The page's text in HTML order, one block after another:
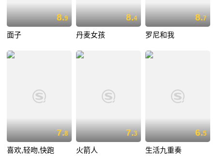
8.9
面子
8.4
丹麦女孩
8.7
罗尼和我
7.8
喜欢,轻吻,快跑
7.3
火箭人
6.5
生活九重奏